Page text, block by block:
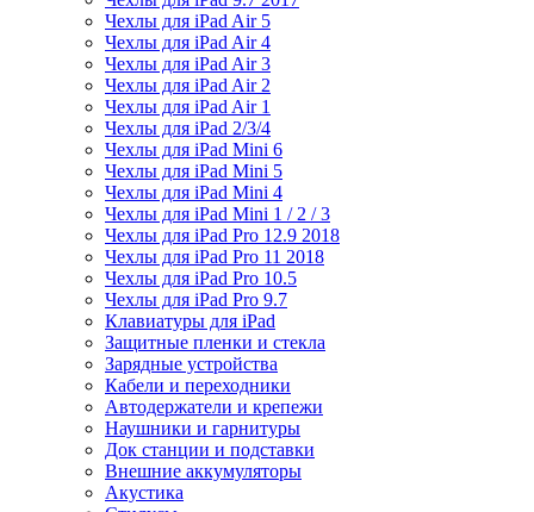
Чехлы для iPad Air 5
Чехлы для iPad Air 4
Чехлы для iPad Air 3
Чехлы для iPad Air 2
Чехлы для iPad Air 1
Чехлы для iPad 2/3/4
Чехлы для iPad Mini 6
Чехлы для iPad Mini 5
Чехлы для iPad Mini 4
Чехлы для iPad Mini 1 / 2 / 3
Чехлы для iPad Pro 12.9 2018
Чехлы для iPad Pro 11 2018
Чехлы для iPad Pro 10.5
Чехлы для iPad Pro 9.7
Клавиатуры для iPad
Защитные пленки и стекла
Зарядные устройства
Кабели и переходники
Автодержатели и крепежи
Наушники и гарнитуры
Док станции и подставки
Внешние аккумуляторы
Акустика